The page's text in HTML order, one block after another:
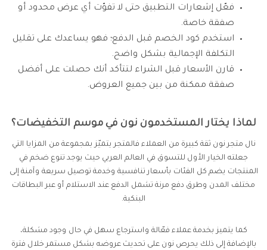
فعّل إشعارات التطبيق حتى لا تفوّت أي عرض محدود أو
صفقة خاصة.
استخدم كود الخصم قبل الدفع؛ فهو يساعدك على تقليل
التكلفة الإجمالية بشكل واضح.
قارن الأسعار قبل الشراء لتتأكد أنك حصلت على أفضل
صفقة ممكنة من بين جميع العروض.
لماذا يختار المستخدمون نون في موسم التخفيضات؟
نال متجر نون ثقة كبيرة من العملاء فالمتجر يتميّز بمجموعة من المزايا التي
جعلته الخيار الأول للتسوق في العالم العربي حيث يوجد تنوع ضخم في
المنتجات يضم كل الفئات بأسعار تنافسية وخدمة توصيل سريعة وآمنة إلى
مختلف المدن وطرق دفع مرنة تشمل الدفع عند الاستلام أو عبر البطاقات
البنكية.
كما يتميز بخدمة عملاء فعّالة واسترجاع سهل في حال وجود مشكلة،
بالإضافة إلى ذلك يحرص نون على تحديث عروضه بشكل مستمر خلال فترة